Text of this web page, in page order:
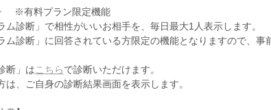
※有料プラン限定機能
ム診断」で相性がいいお相手を、毎日最大1人表示します。
ム診断」に回答されている方限定の機能となりますので、事
断」は こちらで診断いただけます。
、ご自身の診断結果画面を表示します。